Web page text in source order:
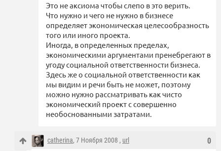
Это не аксиома чтобы слепо в это верить.
Что нужно и чего не нужно в бизнесе
определяет экономическая целесообразность
того или иного проекта.
Иногда, в определенных пределах,
экономическими аргументами пренебрегают в
угоду социальной ответственности бизнеса.
Здесь же о социальной ответственности как
мы видим и речи быть не может, поэтому
можно нужно рассматривать как чисто
экономический проект с совершенно
необоснованными затратами.
0
catherina, 7 Ноября 2008 , url